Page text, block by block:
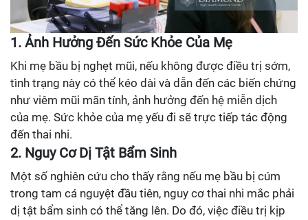
1. Ảnh Hưởng Đến Sức Khỏe Của Mẹ
Khi mẹ bầu bị nghẹt mũi, nếu không được điều trị sớm,
tình trạng này có thể kéo dài và dẫn đến các biến chứng
như viêm mũi mãn tính, ảnh hưởng đến hệ miễn dịch
của mẹ. Sức khỏe của mẹ yếu đi sẽ trực tiếp tác động
đến thai nhi.
2. Nguy Cơ Dị Tật Bẩm Sinh
Một số nghiên cứu cho thấy rằng nếu mẹ bầu bị cúm
trong tam cá nguyệt đầu tiên, nguy cơ thai nhi mắc phải
dị tật bẩm sinh có thể tăng lên. Do đó, việc điều trị kịp